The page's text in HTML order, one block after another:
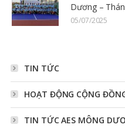
Dương –
05/07/2025
TIN TỨC
HOẠT ĐỘNG CỘNG
TIN TỨC AES MÔNG